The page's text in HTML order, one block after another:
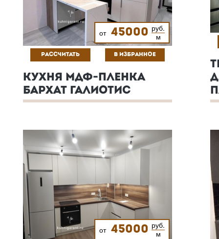
от 45000 руб.
м
РАССЧИТАТЬ В ИЗБРАННОЕ
КУХНЯ МДФ-ПЛЕНКА
БАРХАТ ГАЛИОТИС
от 45000 руб.
м